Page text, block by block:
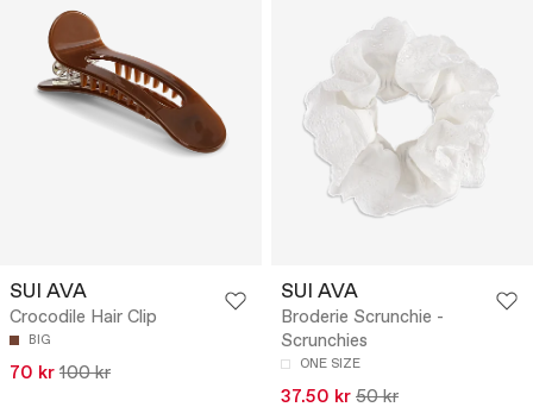
SUI AVA
Crocodile Hair Clip
BIG
70 kr 100 kr
SUI AVA
Broderie Scrunchie -
Scrunchies
ONE SIZE
37.50 kr 50 kr